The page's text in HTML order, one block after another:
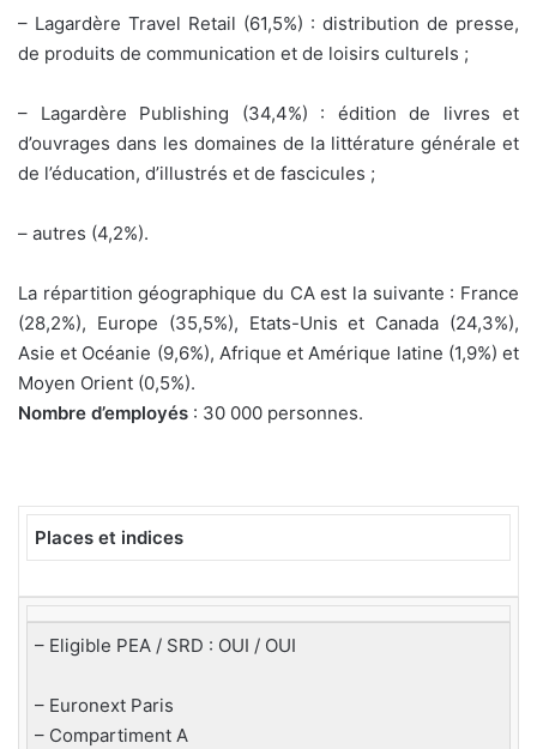
– Lagardère Travel Retail (61,5%) : distribution de presse,
de produits de communication et de loisirs culturels ;
– Lagardère Publishing (34,4%) : édition de livres et
d’ouvrages dans les domaines de la littérature générale et
de l’éducation, d’illustrés et de fascicules ;
– autres (4,2%).
La répartition géographique du CA est la suivante : France
(28,2%), Europe (35,5%), Etats-Unis et Canada (24,3%),
Asie et Océanie (9,6%), Afrique et Amérique latine (1,9%) et
Moyen Orient (0,5%).
Nombre d’employés : 30 000 personnes.
Places et indices
– Eligible PEA / SRD : OUI / OUI
– Euronext Paris
– Compartiment A